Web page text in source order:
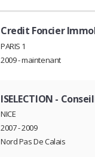
Credit Foncier
PARIS 1
2009 - maintenant
ISELECTION -
NICE
2007 - 2009
Nord Pas De Calais